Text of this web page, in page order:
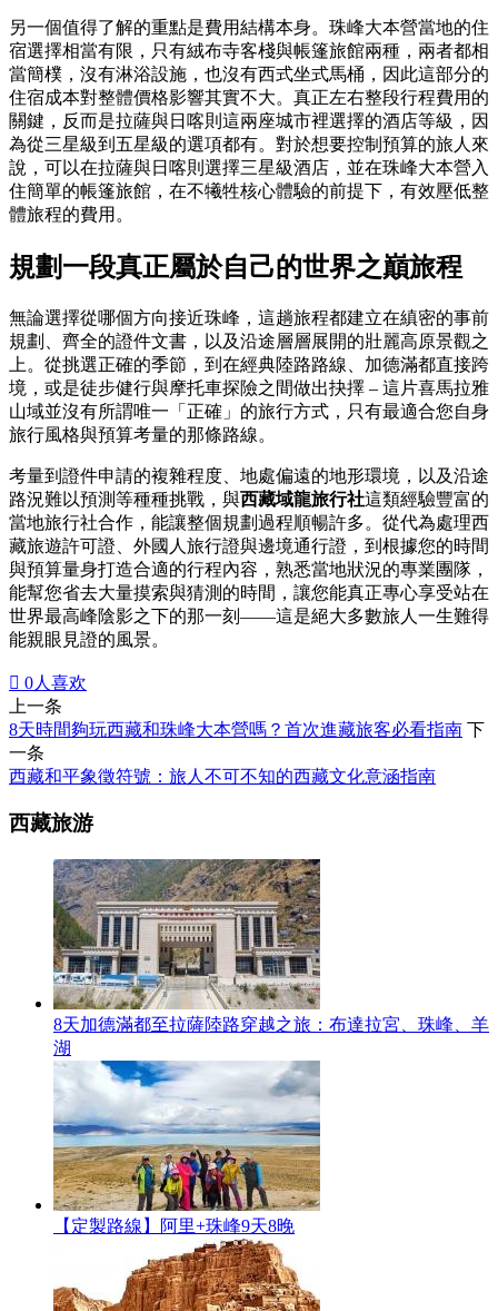
另一個值得了解的重點是費用結構本身。珠峰大本營當地的住
宿選擇相當有限，只有絨布寺客棧與帳篷旅館兩種，兩者都相
當簡樸，沒有淋浴設施，也沒有西式坐式馬桶，因此這部分的
住宿成本對整體價格影響其實不大。真正左右整段行程費用的
關鍵，反而是拉薩與日喀則這兩座城市裡選擇的酒店等級，因
為從三星級到五星級的選項都有。對於想要控制預算的旅人來
說，可以在拉薩與日喀則選擇三星級酒店，並在珠峰大本營入
住簡單的帳篷旅館，在不犧牲核心體驗的前提下，有效壓低整
體旅程的費用。
規劃一段真正屬於自己的世界之巔旅程
無論選擇從哪個方向接近珠峰，這趟旅程都建立在縝密的事前
規劃、齊全的證件文書，以及沿途層層展開的壯麗高原景觀之
上。從挑選正確的季節，到在經典陸路路線、加德滿都直接跨
境，或是徒步健行與摩托車探險之間做出抉擇 – 這片喜馬拉雅
山域並沒有所謂唯一「正確」的旅行方式，只有最適合您自身
旅行風格與預算考量的那條路線。
考量到證件申請的複雜程度、地處偏遠的地形環境，以及沿途
路況難以預測等種種挑戰，與西藏域龍旅行社這類經驗豐富的
當地旅行社合作，能讓整個規劃過程順暢許多。從代為處理西
藏旅遊許可證、外國人旅行證與邊境通行證，到根據您的時間
與預算量身打造合適的行程內容，熟悉當地狀況的專業團隊，
能幫您省去大量摸索與猜測的時間，讓您能真正專心享受站在
世界最高峰陰影之下的那一刻——這是絕大多數旅人一生難得
能親眼見證的風景。
 0人喜欢
上一条
8天時間夠玩西藏和珠峰大本營嗎？首次進藏旅客必看指南 下
一条
西藏和平象徵符號：旅人不可不知的西藏文化意涵指南
西藏旅游
8天加德滿都至拉薩陸路穿越之旅：布達拉宮、珠峰、羊
湖
【定製路線】阿里+珠峰9天8晚